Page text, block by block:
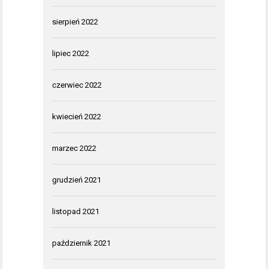
sierpień 2022
lipiec 2022
czerwiec 2022
kwiecień 2022
marzec 2022
grudzień 2021
listopad 2021
październik 2021